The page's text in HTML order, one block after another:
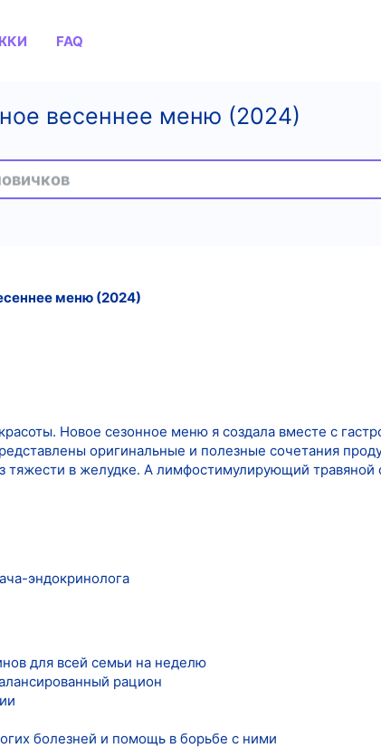
FAQ
весеннее меню (2024)
меню (2024)
Новое сезонное меню я создала вместе с
оригинальные и полезные сочетания
в желудке. А лимфостимулирующий травяной
эндокринолога
для всей семьи на неделю
рацион
болезней и помощь в борьбе с ними